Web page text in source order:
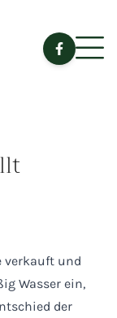
verkauft und
Wasser ein,
der